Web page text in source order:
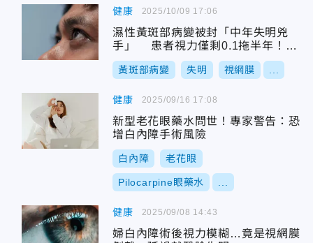
健康
濕性黃斑部病變被封「中年失明兇
手」 患者視力僅剩0.1拖半年！竟
渾然不知
黃斑部病變 失明 視網膜
2025/10/09 17:06
健康
新型老花眼藥水問世！專家警告：恐
增白內障手術風險
白內障 老花眼
Pilocarpine眼藥水
2025/09/16 17:08
健康
婦白內障術後視力模糊…竟是視網膜
2025/09/08 14:43